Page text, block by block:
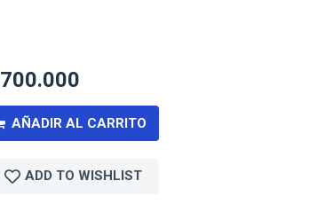
700.000
AÑADIR AL CARRITO
ADD TO WISHLIST